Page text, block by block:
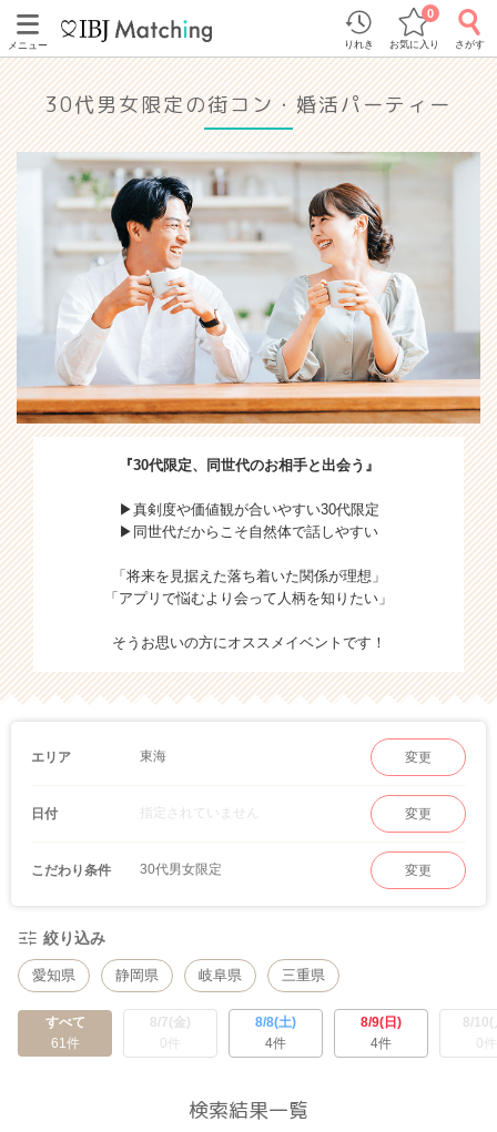
メニュー りれき お気に入り
0
さがす
30代男女限定の街コン・婚活パーティー
『30代限定、同世代のお相手と出会う』
▶真剣度や価値観が合いやすい30代限定
▶同世代だからこそ自然体で話しやすい
「将来を見据えた落ち着いた関係が理想」
「アプリで悩むより会って人柄を知りたい」
そうお思いの方にオススメイベントです！
エリア 東海 変更
日付 指定されていません 変更
こだわり条件 30代男女限定 変更
絞り込み
愛知県 静岡県 岐阜県 三重県
すべて
61件
8/7(金)
0件
8/8(土)
4件
8/9(日)
4件
8/10(
0件
検索結果一覧